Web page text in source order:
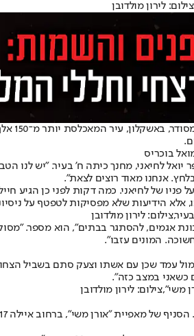
לירון מולדובן
בוכריס
יואל לחיאני, מחנך כיתה ח' בעיר. "יש
אנחנו מאוד רוצים לצאת".
של לחיאני. כמה דקות לפני כן הגיע
אלא הידיעות שלא מפסיקות לטפטף על
לירון מולדובן
אגמים, להסתגר בבתים", הוא מספר.
המונים עזבו".
עמד שכן עם אשתו וצעק סתם בשביל הצחוק
כשאני במצב כזה".
לירון מולדובן